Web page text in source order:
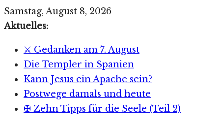
Zum
Inhalt
Samstag, August 8, 2026
Aktuelles:
⚔️ Gedanken am 7. August
Die Templer in Spanien
Kann Jesus ein Apache sein?
Postwege damals und heute
✠ Zehn Tipps für die Seele (Teil 2)